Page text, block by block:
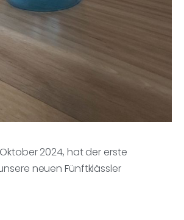
2024, hat der erste
neuen Fünftklässler